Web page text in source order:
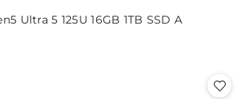
Ultra 5 125U 16GB 1TB SSD A